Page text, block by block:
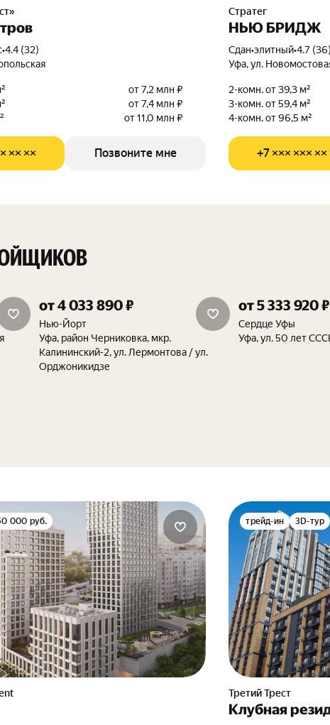
•4.4 (32)
от 7,2 млн ₽
от 7,4 млн ₽
от 11,0 млн ₽
×× ×× Позвоните мне
Стратег
НЬЮ БРИДЖ
Сдан•элитный•4.7 (36)
Уфа, ул.
2-комн. от 39,3 м²
3-комн. от 59,4 м²
4-комн. от 96,5 м²
+7 ××× ××× ××
скидка 1.5%
от 4 033 890 ₽
Нью-Йорт
Уфа, район Черниковка, мкр.
Калининский-2, ул. Лермонтова / ул.
Орджоникидзе
скидка 1.5%
от 5 333 920 ₽
Сердце Уфы
Уфа, ул. 50 лет
000 руб. трейд-ин 3D-тур
Третий Трест
Клубная